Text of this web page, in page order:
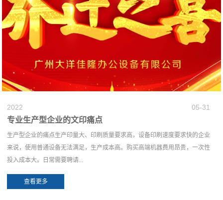
05-31
2022
专业生产型企业的文印痛点
生产型企业的痛点生产印量大、印刷质量要求高，设备印刷速度要求快的企业
来说，使用普通设备无法满足，生产成本高。购买高端机器费用昂贵，一次性
投入成本大。日常需要聘请...
查看更多